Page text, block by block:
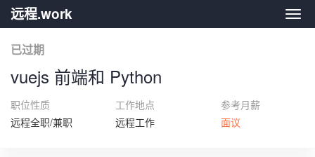
远
远程.work
已过期
vuejs 前端和 Python
职位性质
远程全职/兼职
工作地点
远程工作
参考月薪
面议